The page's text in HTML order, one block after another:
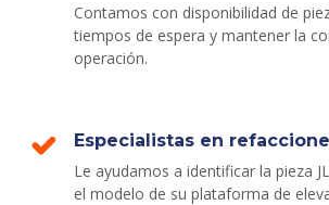
Contamos con disponibilidad de
tiempos de espera y mantener la
operación.
Especialistas en
Le ayudamos a identificar la pieza
el modelo de su plataforma de